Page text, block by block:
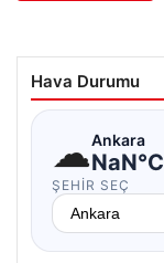
Hava Durumu
☁Ankara
NaN°C
ŞEHIR SEÇ